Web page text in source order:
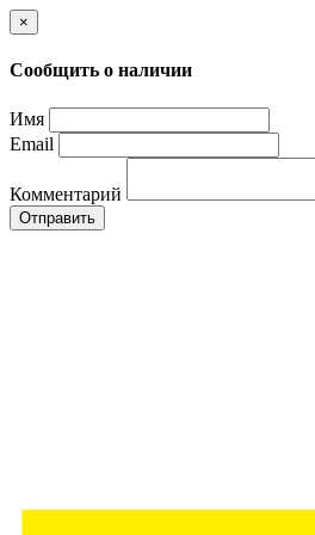
×
Сообщить о наличии
Имя
Email
Комментарий
Отправить